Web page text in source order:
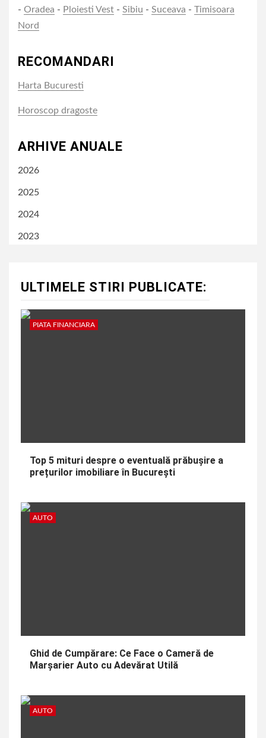
- Oradea - Ploiesti Vest - Sibiu - Suceava - Timisoara
Nord
RECOMANDARI
Harta Bucuresti
Horoscop dragoste
ARHIVE ANUALE
2026
2025
2024
2023
ULTIMELE STIRI PUBLICATE:
PIATA FINANCIARA
Top 5 mituri despre o eventuală prăbușire a
prețurilor imobiliare în București
AUTO
Ghid de Cumpărare: Ce Face o Cameră de
Marșarier Auto cu Adevărat Utilă
AUTO